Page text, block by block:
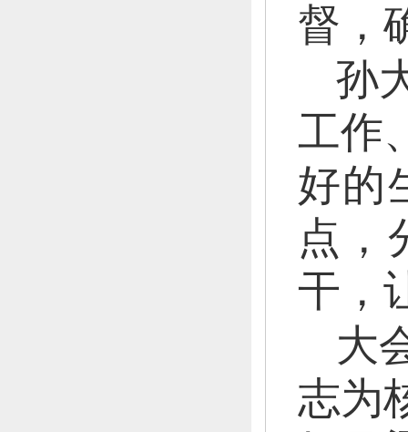
督，
孙
工作
好的
点，
干，
大
志为